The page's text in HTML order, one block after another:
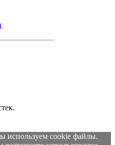
используем cookie файлы.